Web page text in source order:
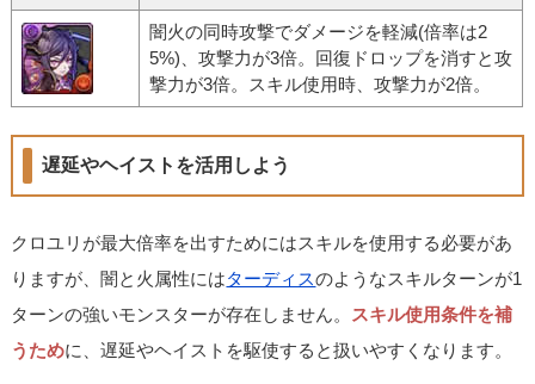
闇火の同時攻撃でダメージを軽減(倍率は2
5%)、攻撃力が3倍。回復ドロップを消すと攻
撃力が3倍。スキル使用時、攻撃力が2倍。
遅延やヘイストを活用しよう
クロユリが最大倍率を出すためにはスキルを使用する必要があ
りますが、闇と火属性にはターディスのようなスキルターンが1
ターンの強いモンスターが存在しません。 スキル使用条件を補
うために、遅延やヘイストを駆使すると扱いやすくなります。